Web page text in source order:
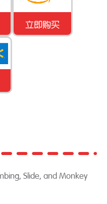
立即购买
Slide, and Monkey